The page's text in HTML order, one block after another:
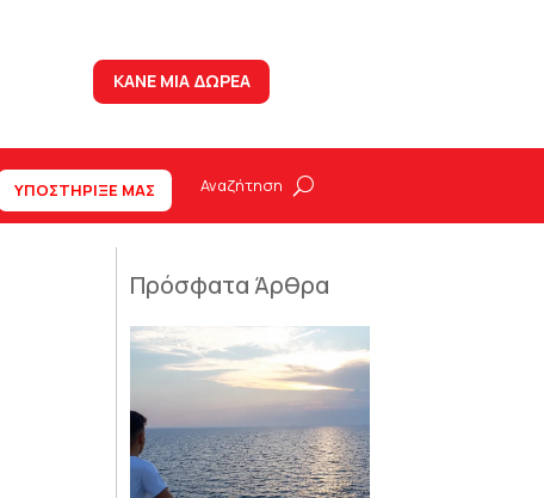
ΚΑΝΕ ΜΙΑ ΔΩΡΕΑ
ΥΠΟΣΤΗΡΙΞΕ ΜΑΣ
Πρόσφατα Άρθρα